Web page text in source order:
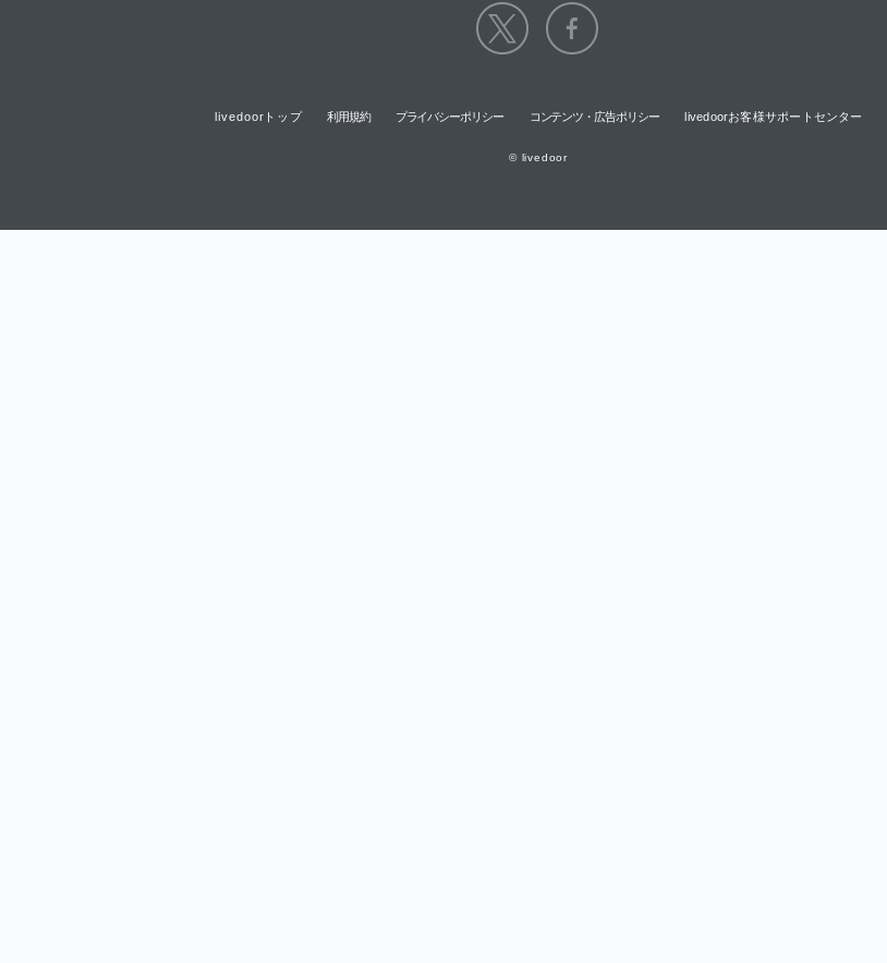
livedoorトップ 利用規約 プライバシーポリシー コンテンツ・広告ポリシー livedoorお客様サポートセンター
© livedoor